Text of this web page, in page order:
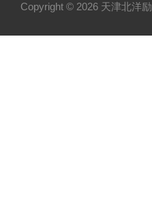
Copyright © 2026 天津北洋